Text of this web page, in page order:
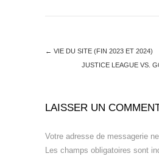
← VIE DU SITE (FIN 2023 ET 2024)
JUSTICE LEAGUE VS.
LAISSER UN
Votre adresse de messagerie
Les champs obligatoires sont